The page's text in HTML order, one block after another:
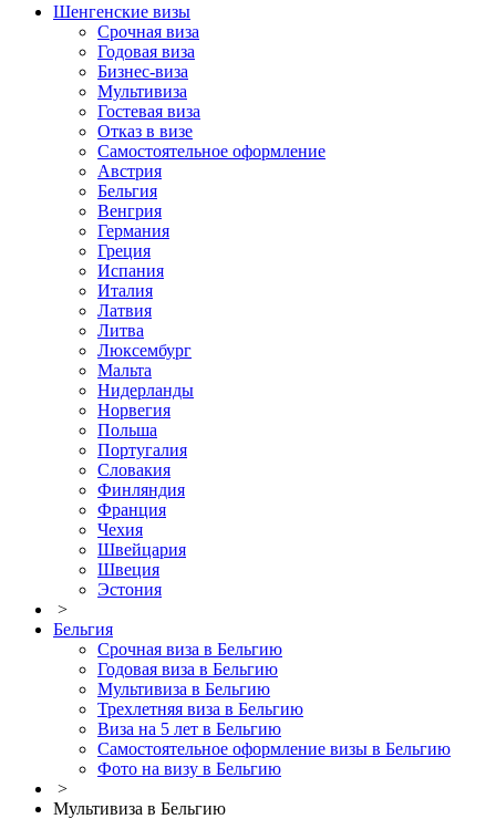
Шенгенские визы
Срочная виза
Годовая виза
Бизнес-виза
Мультивиза
Гостевая виза
Отказ в визе
Самостоятельное оформление
Австрия
Бельгия
Венгрия
Германия
Греция
Испания
Италия
Латвия
Литва
Люксембург
Мальта
Нидерланды
Норвегия
Польша
Португалия
Словакия
Финляндия
Франция
Чехия
Швейцария
Швеция
Эстония
>
Бельгия
Срочная виза в Бельгию
Годовая виза в Бельгию
Мультивиза в Бельгию
Трехлетняя виза в Бельгию
Виза на 5 лет в Бельгию
Самостоятельное оформление визы в Бельгию
Фото на визу в Бельгию
>
Мультивиза в Бельгию